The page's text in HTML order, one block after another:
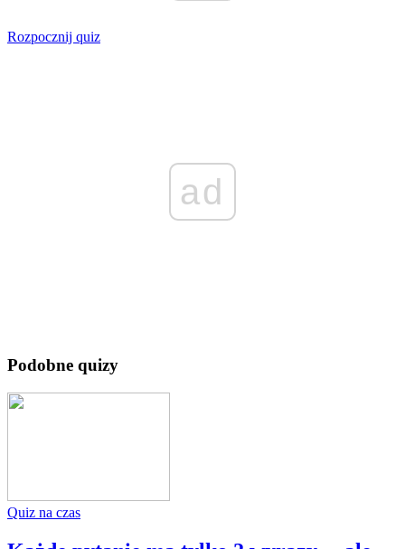
Rozpocznij quiz
ad
Podobne quizy
Quiz na czas